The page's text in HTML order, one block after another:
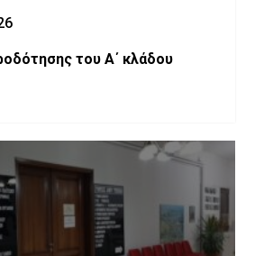
του Α΄ κλάδου